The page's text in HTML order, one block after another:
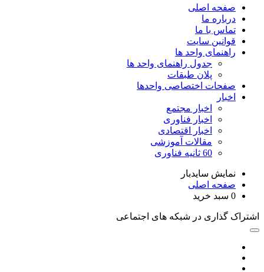
صفحه اصلی
درباره ما
تماس با ما
قوانین سایت
راهنمای واحد ها
جدول راهنمای واحد ها
پلان طبقات
صفحات اختصاصی واحدها
اخبار
اخبار مجتمع
اخبار فناوری
اخبار اقتصادی
مقالات آموزشی
60 ثانیه فناوری
نمایش سایدبار
صفحه اصلی
0 سبد خرید
اشتراک گذاری در شبکه های اجتماعی